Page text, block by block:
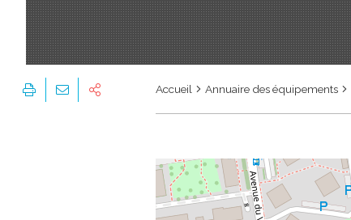
Accueil Annuaire des équipements